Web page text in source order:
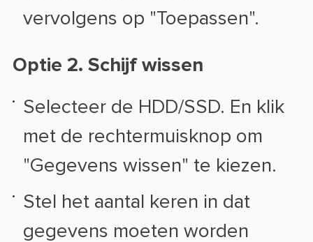
vervolgens op "Toepassen".
Optie 2. Schijf wissen
Selecteer de HDD/SSD. En klik
met de rechtermuisknop om
"Gegevens wissen" te kiezen.
Stel het aantal keren in dat
gegevens moeten worden